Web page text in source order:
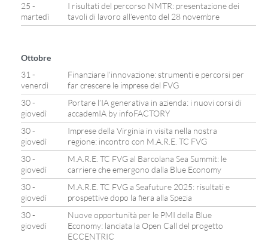
25 -
martedì
I risultati del percorso NMTR: presentazione dei
tavoli di lavoro all’evento del 28 novembre
Ottobre
31 -
venerdì
Finanziare l’innovazione: strumenti e percorsi per
far crescere le imprese del FVG
30 -
giovedì
Portare l’IA generativa in azienda: i nuovi corsi di
accademIA by infoFACTORY
30 -
giovedì
Imprese della Virginia in visita nella nostra
regione: incontro con M.A.R.E. TC FVG
30 -
giovedì
M.A.R.E. TC FVG al Barcolana Sea Summit: le
carriere che emergono dalla Blue Economy
30 -
giovedì
M.A.R.E. TC FVG a Seafuture 2025: risultati e
prospettive dopo la fiera alla Spezia
30 -
giovedì
Nuove opportunità per le PMI della Blue
Economy: lanciata la Open Call del progetto
ECCENTRIC